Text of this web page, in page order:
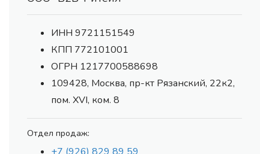
ИНН 9721151549
КПП 772101001
ОГРН 1217700588698
109428, Москва, пр-кт Рязанский, 22к2,
пом. XVI, ком. 8
Отдел продаж: